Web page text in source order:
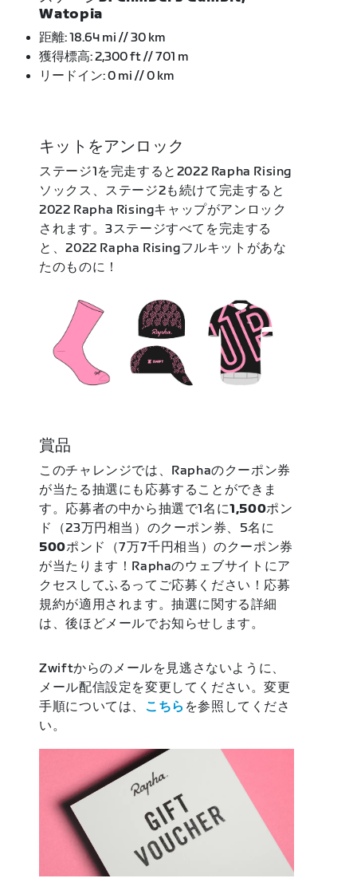
Watopia
距離: 18.64 mi // 30 km
獲得標高: 2,300 ft // 701 m
リードイン: 0 mi // 0 km
キットをアンロック
ステージ1を完走すると2022 Rapha Rising
ソックス、ステージ2も続けて完走すると
2022 Rapha Risingキャップがアンロック
されます。3ステージすべてを完走する
と、2022 Rapha Risingフルキットがあな
たのものに！
賞品
このチャレンジでは、Raphaのクーポン券
が当たる抽選にも応募することができま
す。応募者の中から抽選で1名に1,500ポン
ド（23万円相当）のクーポン券、5名に
500ポンド（7万7千円相当）のクーポン券
が当たります！Raphaのウェブサイトにア
クセスしてふるってご応募ください！応募
規約が適用されます。抽選に関する詳細
は、後ほどメールでお知らせします。
Zwiftからのメールを見逃さないように、
メール配信設定を変更してください。変更
手順については、 こちら を参照してくださ
い。